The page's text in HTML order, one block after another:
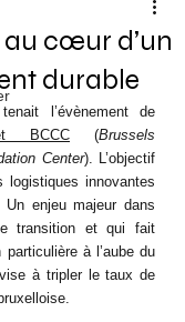
cœur d’un
durable
l’évènement de
BCCC (Brussels
Center). L’objectif
logistiques innovantes
enjeu majeur dans
transition et qui fait
à tripler le taux de